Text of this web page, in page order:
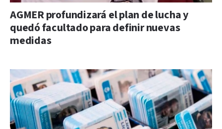
AGMER profundizará el plan de lucha y
quedó facultado para definir nuevas
medidas